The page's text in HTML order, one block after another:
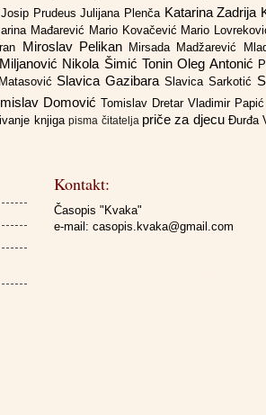
Josip PrudeusJulijana Plenča Katarina Zadrija
Mađarević Mario Kovačević Mario
Miroslav Pelikan Mirsada Madžarević
Nikola Šimić ToninOleg Antonić
Slavica GazibaraSlavica Sarkotić
DomovićTomislav Dretar Vladimir Papić
knjigapisma čitatelja priče za djecu Đurđa
Kontakt:
Časopis "Kvaka"
e-mail: casopis.kvaka@gmail.com